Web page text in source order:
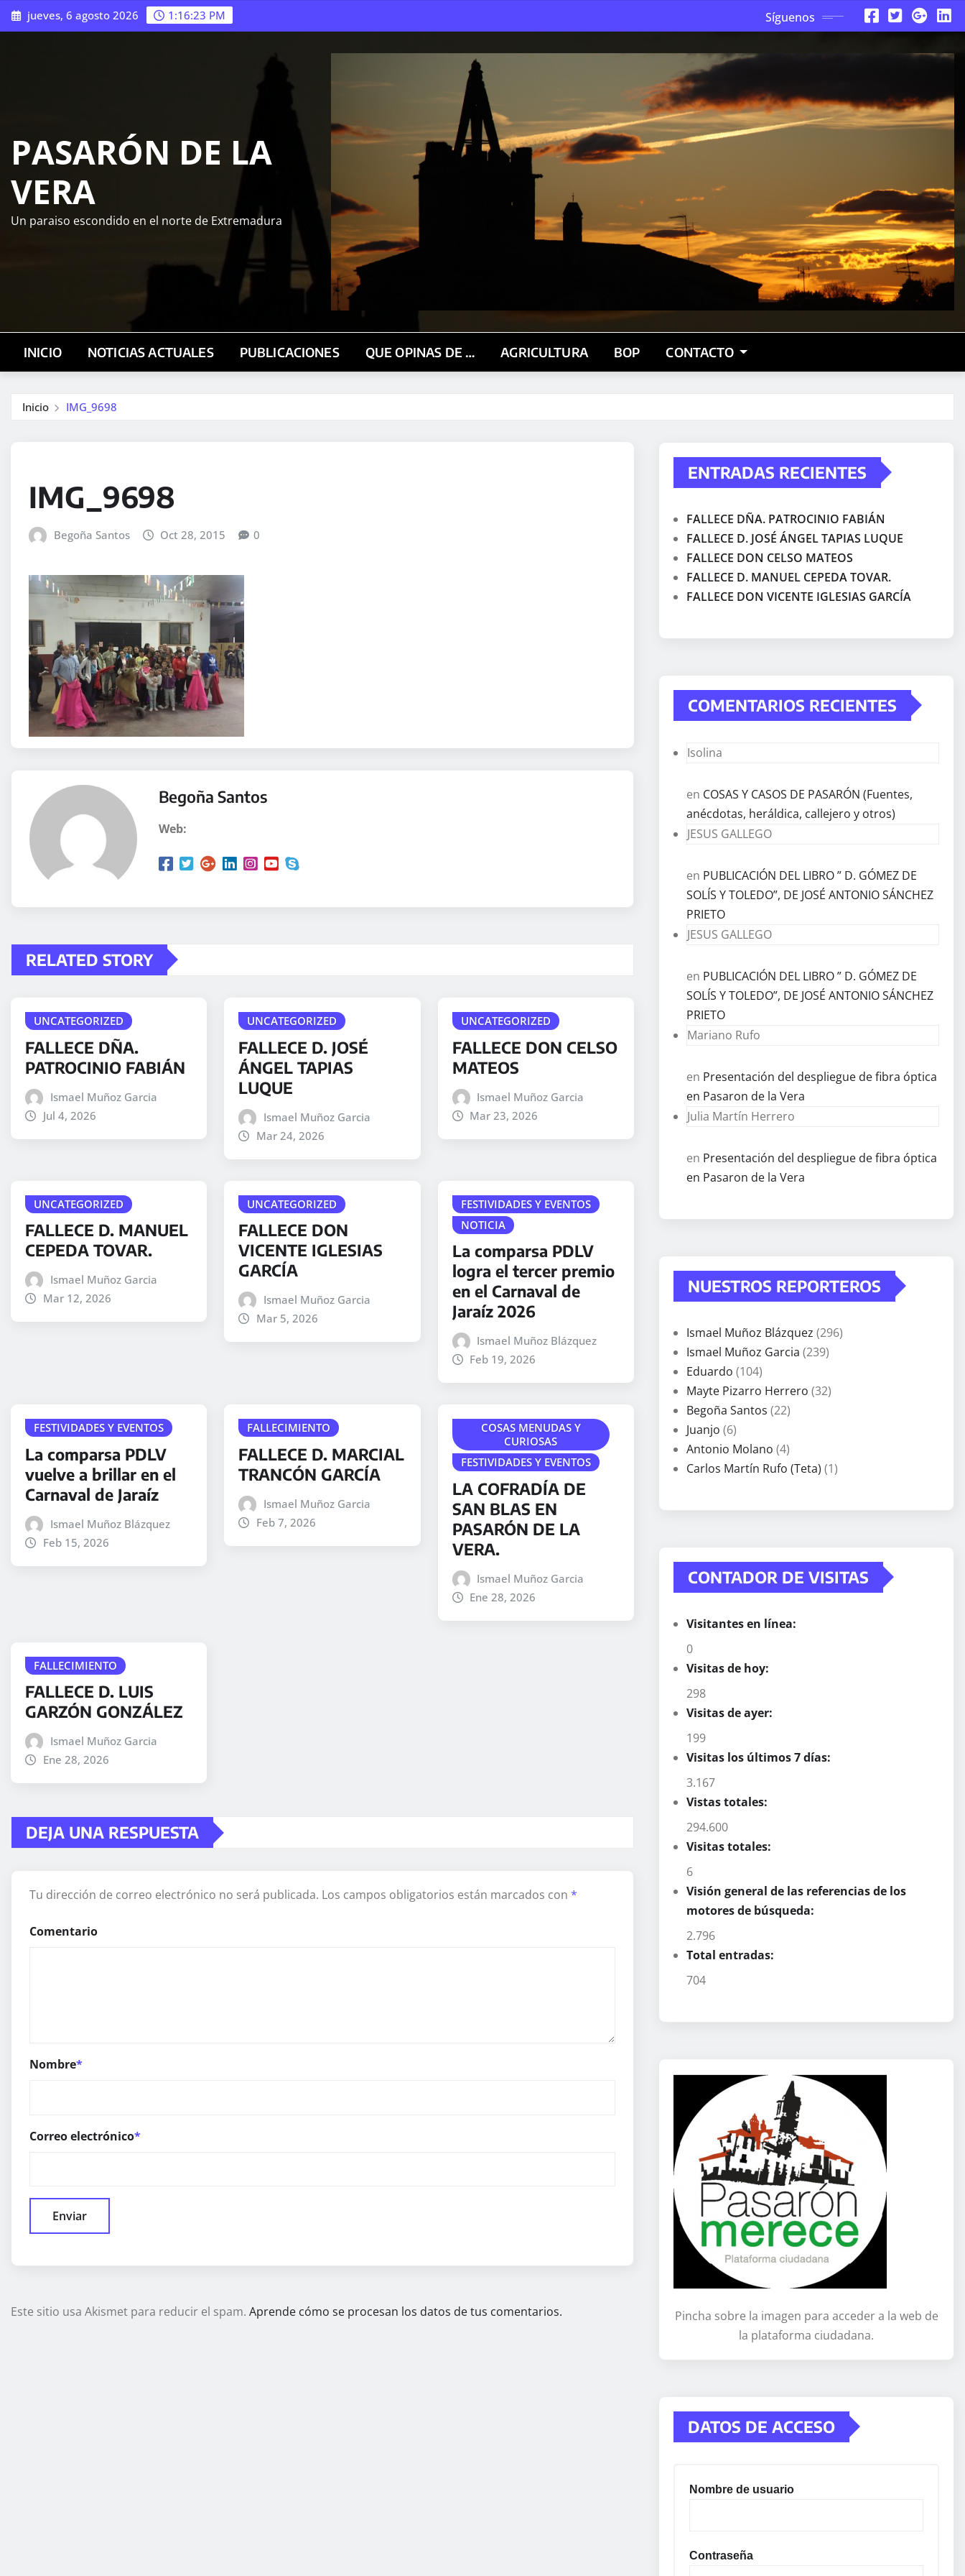
Saltar
al
jueves, 6 agosto 2026 1:16:25 PM Síguenos
PASARÓN DE LA
VERA
Un paraiso escondido en el norte de Extremadura
INICIO NOTICIAS ACTUALES PUBLICACIONES QUE OPINAS DE … AGRICULTURA BOP CONTACTO
Inicio IMG_9698
IMG_9698
Begoña Santos Oct 28, 2015 0
Begoña Santos
Web:
RELATED STORY
UNCATEGORIZED
FALLECE DÑA.
PATROCINIO FABIÁN
Ismael Muñoz Garcia
Jul 4, 2026
UNCATEGORIZED
FALLECE D. JOSÉ
ÁNGEL TAPIAS
LUQUE
Ismael Muñoz Garcia
Mar 24, 2026
UNCATEGORIZED
FALLECE DON CELSO
MATEOS
Ismael Muñoz Garcia
Mar 23, 2026
UNCATEGORIZED
FALLECE D. MANUEL
CEPEDA TOVAR.
Ismael Muñoz Garcia
Mar 12, 2026
UNCATEGORIZED
FALLECE DON
VICENTE IGLESIAS
GARCÍA
Ismael Muñoz Garcia
Mar 5, 2026
FESTIVIDADES Y EVENTOS
NOTICIA
La comparsa PDLV
logra el tercer premio
en el Carnaval de
Jaraíz 2026
Ismael Muñoz Blázquez
Feb 19, 2026
FESTIVIDADES Y EVENTOS
La comparsa PDLV
vuelve a brillar en el
Carnaval de Jaraíz
Ismael Muñoz Blázquez
Feb 15, 2026
FALLECIMIENTO
FALLECE D. MARCIAL
TRANCÓN GARCÍA
Ismael Muñoz Garcia
Feb 7, 2026
COSAS MENUDAS Y
CURIOSAS
FESTIVIDADES Y EVENTOS
LA COFRADÍA DE
SAN BLAS EN
PASARÓN DE LA
VERA.
Ismael Muñoz Garcia
Ene 28, 2026
FALLECIMIENTO
FALLECE D. LUIS
GARZÓN GONZÁLEZ
Ismael Muñoz Garcia
Ene 28, 2026
DEJA UNA RESPUESTA
Tu dirección de correo electrónico no será publicada. Los campos obligatorios están marcados con *
Comentario
Nombre*
Correo electrónico*
Este sitio usa Akismet para reducir el spam. Aprende cómo se procesan los datos de tus comentarios.
ENTRADAS RECIENTES
FALLECE DÑA. PATROCINIO FABIÁN
FALLECE D. JOSÉ ÁNGEL TAPIAS LUQUE
FALLECE DON CELSO MATEOS
FALLECE D. MANUEL CEPEDA TOVAR.
FALLECE DON VICENTE IGLESIAS GARCÍA
COMENTARIOS RECIENTES
Isolina
en COSAS Y CASOS DE PASARÓN (Fuentes,
anécdotas, heráldica, callejero y otros)
JESUS GALLEGO
en PUBLICACIÓN DEL LIBRO ” D. GÓMEZ DE
SOLÍS Y TOLEDO”, DE JOSÉ ANTONIO SÁNCHEZ
PRIETO
JESUS GALLEGO
en PUBLICACIÓN DEL LIBRO ” D. GÓMEZ DE
SOLÍS Y TOLEDO”, DE JOSÉ ANTONIO SÁNCHEZ
PRIETO
Mariano Rufo
en Presentación del despliegue de fibra óptica
en Pasaron de la Vera
Julia Martín Herrero
en Presentación del despliegue de fibra óptica
en Pasaron de la Vera
NUESTROS REPORTEROS
Ismael Muñoz Blázquez (296)
Ismael Muñoz Garcia (239)
Eduardo (104)
Mayte Pizarro Herrero (32)
Begoña Santos (22)
Juanjo (6)
Antonio Molano (4)
Carlos Martín Rufo (Teta) (1)
CONTADOR DE VISITAS
Visitantes en línea:
0
Visitas de hoy:
298
Visitas de ayer:
199
Visitas los últimos 7 días:
3.167
Vistas totales:
294.600
Visitas totales:
6
Visión general de las referencias de los
motores de búsqueda:
2.796
Total entradas:
704
Pincha sobre la imagen para acceder a la web de
la plataforma ciudadana.
DATOS DE ACCESO
Nombre de usuario
Contraseña